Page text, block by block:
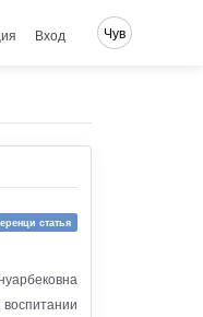
Вход Чув
статья